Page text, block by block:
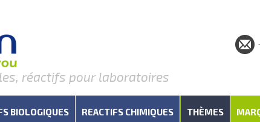
réactifs pour laboratoires
BIOLOGIQUES REACTIFS CHIMIQUES THÈMES